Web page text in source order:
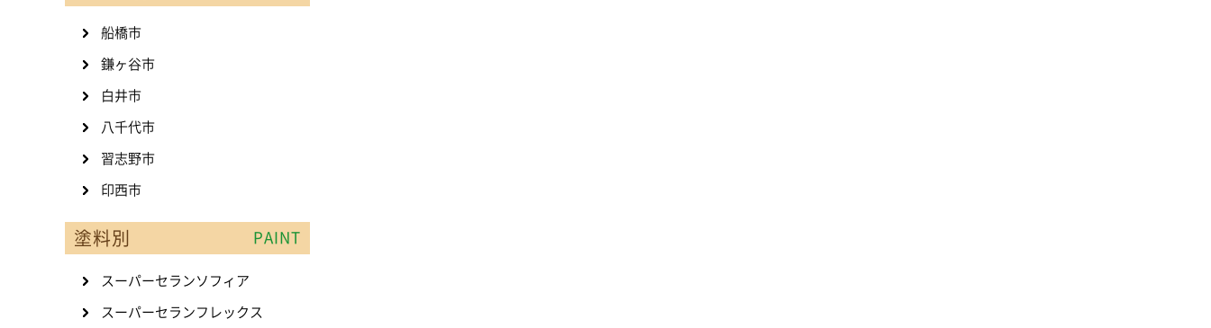
船橋市
鎌ヶ谷市
白井市
八千代市
習志野市
印西市
塗料別 PAINT
スーパーセランソフィア
スーパーセランフレックス